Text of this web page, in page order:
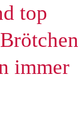
top
immer